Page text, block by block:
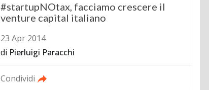
#startupNOtax, facciamo crescere il
venture capital italiano
23 Apr 2014
di Pierluigi Paracchi
Condividi